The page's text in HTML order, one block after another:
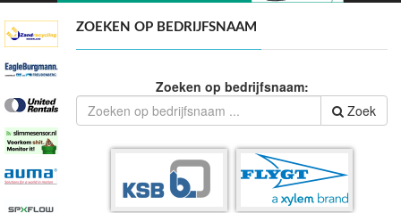
ZOEKEN OP BEDRIJFSNAAM
Zoeken op bedrijfsnaam:
Zoek